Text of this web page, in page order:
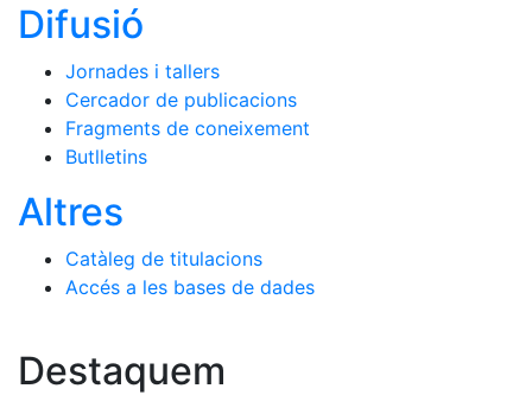
Difusió
Jornades i tallers
Cercador de publicacions
Fragments de coneixement
Butlletins
Altres
Catàleg de titulacions
Accés a les bases de dades
Destaquem